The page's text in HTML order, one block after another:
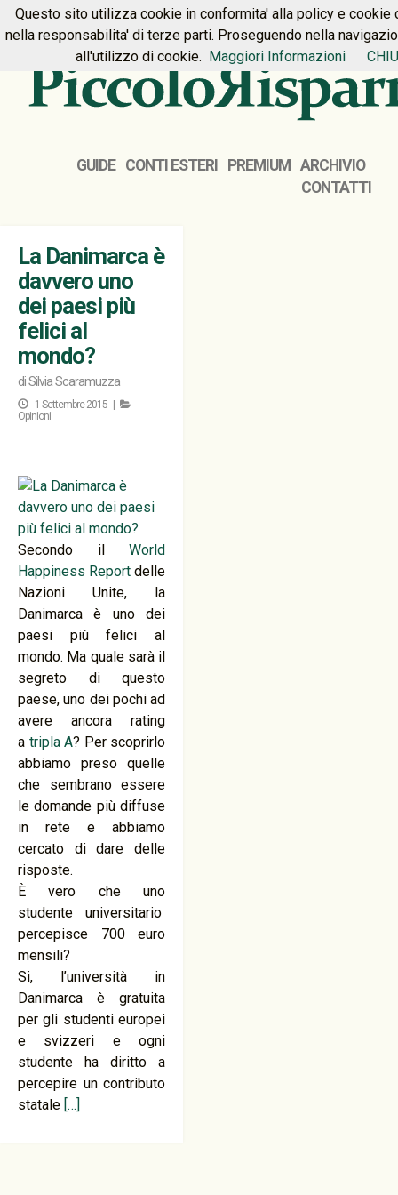
HOME PREMIUM CONTATTI
GUIDE CONTI ESTERI PREMIUM
ARCHIVIO
CONTATTI
La Danimarca è
davvero uno
dei paesi più
felici al
mondo?
diSilvia Scaramuzza
1 Settembre 2015 |
Opinioni
Secondo ilWorld
Happiness Report delle
Nazioni Unite, la
Danimarca è uno dei
paesi più felici al
mondo. Ma quale sarà il
segreto di questo
paese, uno dei pochi ad
avere ancora rating
a tripla A? Per scoprirlo
abbiamo preso quelle
che sembrano essere
le domande più diffuse
in rete e abbiamo
cercato di dare delle
risposte.
È vero che uno
studente universitario
percepisce 700 euro
mensili?
Si, l’università in
Danimarca è gratuita
per gli studenti europei
e svizzeri e ogni
studente ha diritto a
percepire un contributo
statale […]
Questo sito utilizza cookie in conformita' alla policy e cookie
nella responsabilita' di terze parti. Proseguendo nella
all'utilizzo di cookie. Maggiori Informazioni